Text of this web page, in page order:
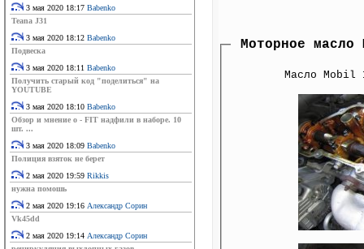
3 мая 2020 18:17 Babenko
Teana J31
3 мая 2020 18:12 Babenko
Подвеска
3 мая 2020 18:11 Babenko
Получить старый код "поделиться" на
YOUTUBE
3 мая 2020 18:10 Babenko
Обзор и мнение о - FIT надфили в наборе. 10
шт. ...
3 мая 2020 18:09 Babenko
Полиция взяток не берет
2 мая 2020 19:59 Rikkis
нужна помошь
2 мая 2020 19:16 Александр Сорин
Vk45dd
2 мая 2020 19:14 Александр Сорин
Моторное
Масло Mobil 1 пробег 321 000,замена раз в 6-7тыс., фотографии после 7тыс. на последней заливке Amsoil, двигатель Toyota Camry